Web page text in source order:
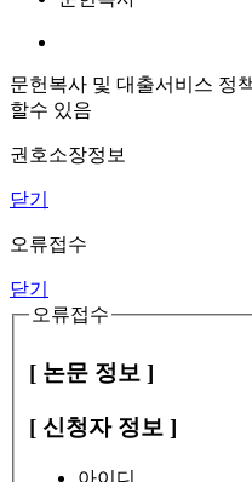
문헌복사 및 대출서비스 정
할수 있음
권호소장정보
닫기
오류접수
닫기
오류접수
[ 논문 정보 ]
[ 신청자 정보 ]
아이디